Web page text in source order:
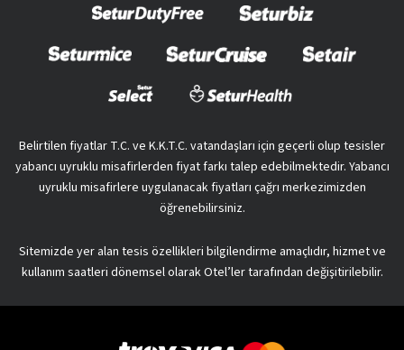
Belirtilen fiyatlar T.C. ve K.K.T.C. vatandaşları için geçerli olup tesisler
yabancı uyruklu misafirlerden fiyat farkı talep edebilmektedir. Yabancı
uyruklu misafirlere uygulanacak fiyatları çağrı merkezimizden
öğrenebilirsiniz.
Sitemizde yer alan tesis özellikleri bilgilendirme amaçlıdır, hizmet ve
kullanım saatleri dönemsel olarak Otel’ler tarafından değişitirilebilir.